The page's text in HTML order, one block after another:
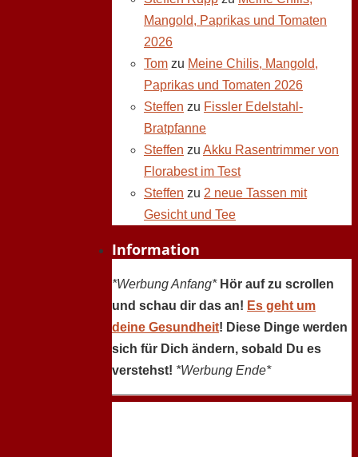
Mangold, Paprikas und Tomaten
2026
Tom zu Meine Chilis, Mangold,
Paprikas und Tomaten 2026
Steffen zu Fissler Edelstahl-
Bratpfanne
Steffen zu Akku Rasentrimmer von
Florabest im Test
Steffen zu 2 neue Tassen mit
Gesicht und Tee
Information
*Werbung Anfang* Hör auf zu scrollen
und schau dir das an! Es geht um
deine Gesundheit! Diese Dinge werden
sich für Dich ändern, sobald Du es
verstehst! *Werbung Ende*